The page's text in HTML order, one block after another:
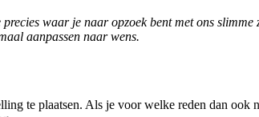
waar je naar opzoek bent met ons
aanpassen naar wens.
te plaatsen. Als je voor welke reden dan